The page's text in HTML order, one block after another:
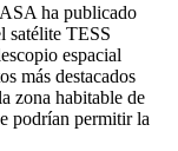
ha publicado
satélite TESS
espacial
más destacados
zona habitable de
podrían permitir la